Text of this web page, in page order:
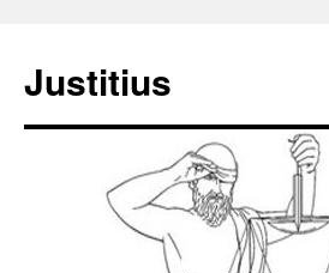
Justitius